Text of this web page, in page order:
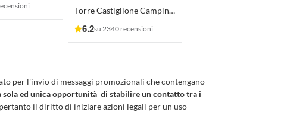
Torre Castiglione Camping Village
6.2su 2340 recensioni
per l'invio di messaggi promozionali che contengano
ed unica opportunità di stabilire un contatto tra i
il diritto di iniziare azioni legali per un uso